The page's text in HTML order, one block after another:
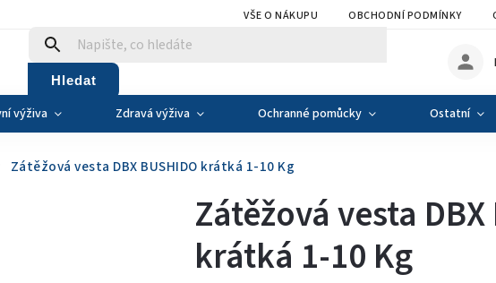
VŠE O NÁKUPU OBCHODNÍ PODMÍNKY
Hledat
výživa Zdravá výživa Ochranné pomůcky Ostatní
Zátěžová vesta DBX BUSHIDO krátká 1-10 Kg
Zátěžová vesta DBX
krátká 1-10 Kg